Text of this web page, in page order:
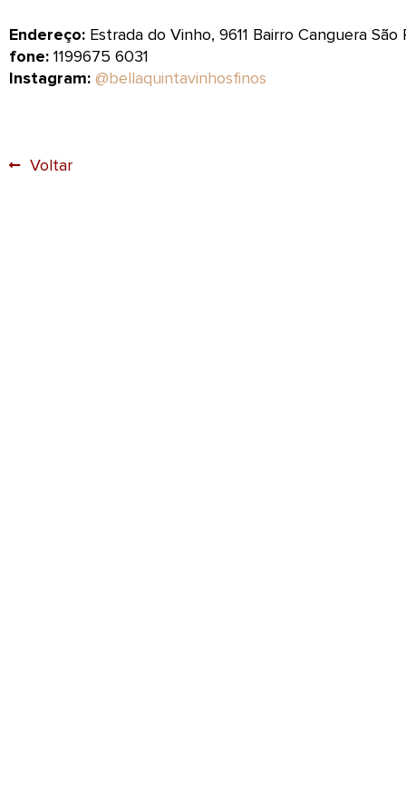
Endereço: Estrada do Vinho, 9611 Bairro Canguera São
fone: 1199675 6031
Instagram: @bellaquintavinhosfinos
Voltar